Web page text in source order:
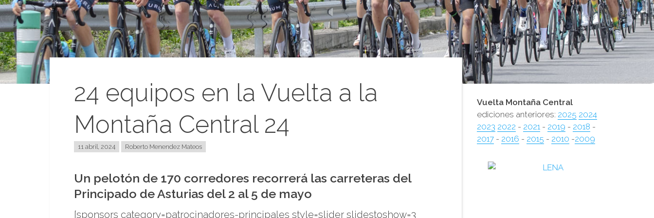
24 equipos en la Vuelta a la
Montaña Central 24
11 abril, 2024 Roberto Menendez Mateos
Un pelotón de 170 corredores recorrerá las carreteras del
Principado de Asturias del 2 al 5 de mayo
[sponsors category=patrocinadores-principales style=slider slidestoshow=3
Vuelta Montaña Central
ediciones anteriores: 2025 2024
2023 2022 - 2021 - 2019 - 2018 -
2017- 2016 - 2015 - 2010 -2009